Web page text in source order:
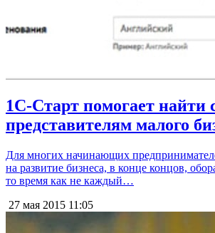
1С-Старт помогает найти
представителям малого
Для многих начинающих
на развитие бизнеса, в конце концов,
то время как не каждый…
27 мая 2015 11:05